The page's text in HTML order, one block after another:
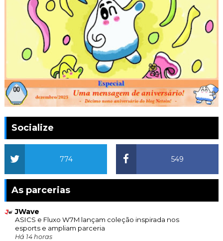
Socialize
549
774
As parcerias
JWave
ASICS e Fluxo W7M lançam coleção inspirada nos
esports e ampliam parceria
Há 14 horas